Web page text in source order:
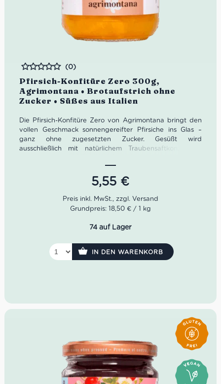
Pfirsich-Konfitüre Zero 300g,
Agrimontana • Brotaufstrich ohne
Zucker • Süßes aus Italien
Bewertet
(0)
Die Pfirsich-Konfitüre Zero von Agrimontana bringt den
vollen Geschmack sonnengereifter Pfirsiche ins Glas –
ganz ohne zugesetzten Zucker. Gesüßt wird
ausschließlich mit natürlichem Traubensaftkonzentrat,
Dank der traditionellen Herstellung im offenen
Kupferkessel bleiben Aroma, Farbe und wertvolle
Nährstoffe bestmöglich erhalten. Die streichzarte
Konsistenz und der natürliche Fruchtgeschmack machen
sie zur perfekten Wahl für ein bewusstes Frühstück, zum
Verfeinern von Joghurt, Porridge oder Gebäck
5,55 €
Grundpreis: 18,50 € / 1 kg
74 auf Lager
IN DEN WARENKORB